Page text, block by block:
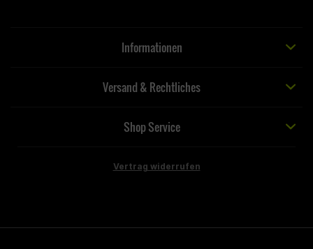
Informationen
Versand & Rechtliches
Shop Service
Vertrag widerrufen